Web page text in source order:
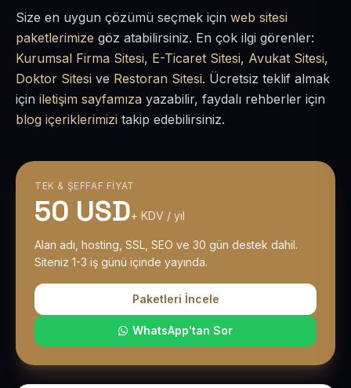
Size en uygun çözümü seçmek için web sitesi
paketlerimize göz atabilirsiniz. En çok ilgi görenler:
Kurumsal Firma Sitesi, E-Ticaret Sitesi, Avukat Sitesi,
Doktor Sitesi ve Restoran Sitesi. Ücretsiz teklif almak
için iletişim sayfamıza yazabilir, faydalı rehberler için
blog içeriklerimizi takip edebilirsiniz.
TEK & ŞEFFAF FIYAT
50 USD+ KDV / yıl
Alan adı, hosting, SSL, SEO ve 30 gün destek dahil.
Siteniz 1-3 iş günü içinde yayında.
Paketleri İncele
WhatsApp'tan Sor